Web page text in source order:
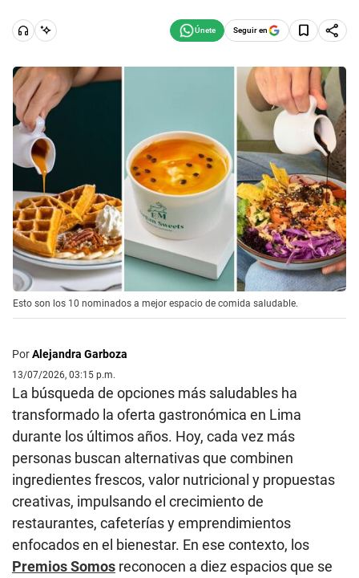
Seguir en
Esto son los 10 nominados a mejor espacio de comida saludable.
PorAlejandra Garboza
13/07/2026, 03:15 p.m.
La búsqueda de opciones más saludables ha
transformado la oferta gastronómica en Lima
durante los últimos años. Hoy, cada vez más
personas buscan alternativas que combinen
ingredientes frescos, valor nutricional y propuestas
creativas, impulsando el crecimiento de
restaurantes, cafeterías y emprendimientos
enfocados en el bienestar. En ese contexto, los
Premios Somos reconocen a diez espacios que se